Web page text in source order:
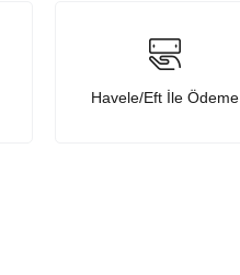
Havele/Eft İle Ödeme